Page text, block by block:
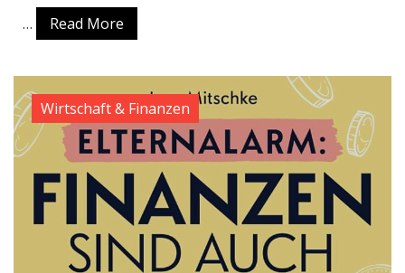
…
Read More
Wirtschaft & Finanzen